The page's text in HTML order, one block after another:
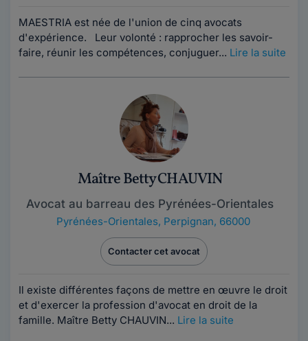
MAESTRIA est née de l'union de cinq avocats
d'expérience. Leur volonté : rapprocher les savoir-
faire, réunir les compétences, conjuguer... Lire la suite
Maître Betty CHAUVIN
Avocat au barreau des Pyrénées-Orientales
Pyrénées-Orientales, Perpignan, 66000
Contacter cet avocat
Il existe différentes façons de mettre en œuvre le droit
et d'exercer la profession d'avocat en droit de la
famille. Maître Betty CHAUVIN... Lire la suite